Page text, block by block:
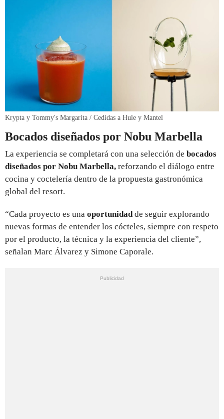
Krypta y Tommy's Margarita / Cedidas a Hule y Mantel
Bocados diseñados por Nobu Marbella
La experiencia se completará con una selección de bocados
diseñados por Nobu Marbella, reforzando el diálogo entre
cocina y coctelería dentro de la propuesta gastronómica
global del resort.
“Cada proyecto es una oportunidadde seguir explorando
nuevas formas de entender los cócteles, siempre con respeto
por el producto, la técnica y la experiencia del cliente”,
señalan Marc Álvarez y Simone Caporale.